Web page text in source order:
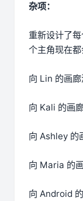
杂项：
重新设计了
个主角现在都
向 Lin 的画
向 Kali 的画
向 Ashley 的
向 Maria 的
向 Android